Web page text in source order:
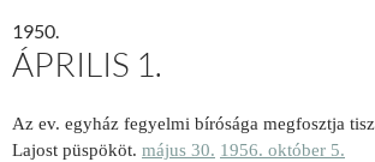
1950.
ÁPRILIS 1.
Az ev. egyház fegyelmi bírósága megfosztja
Lajost püspököt. május 30. 1956. október 5.